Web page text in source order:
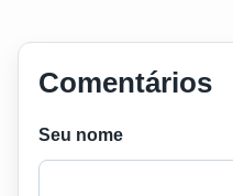
Comentários
Seu nome